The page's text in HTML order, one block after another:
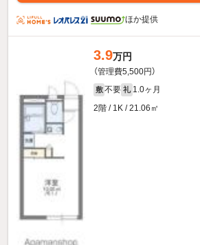
ほか提供
3.9万円
（管理費5,500円）
敷 不要 礼 1.0ヶ月
2階 / 1K / 21.06㎡